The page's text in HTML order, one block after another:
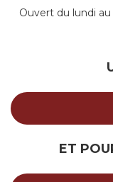
Ouvert du lundi
ET